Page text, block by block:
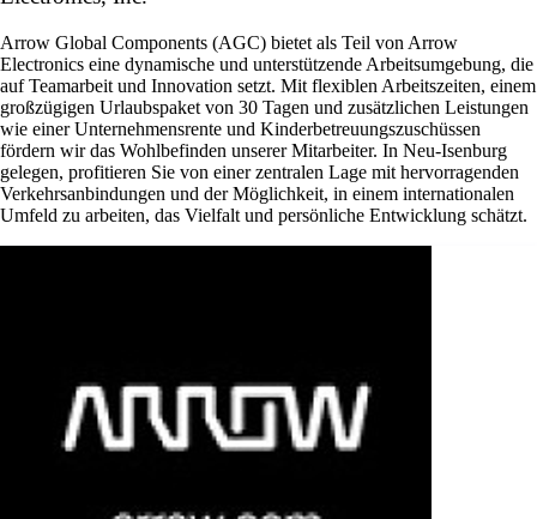
Arrow Global Components (AGC) bietet als Teil von Arrow
Electronics eine dynamische und unterstützende Arbeitsumgebung, die
auf Teamarbeit und Innovation setzt. Mit flexiblen Arbeitszeiten, einem
großzügigen Urlaubspaket von 30 Tagen und zusätzlichen Leistungen
wie einer Unternehmensrente und Kinderbetreuungszuschüssen
fördern wir das Wohlbefinden unserer Mitarbeiter. In Neu-Isenburg
gelegen, profitieren Sie von einer zentralen Lage mit hervorragenden
Verkehrsanbindungen und der Möglichkeit, in einem internationalen
Umfeld zu arbeiten, das Vielfalt und persönliche Entwicklung schätzt.